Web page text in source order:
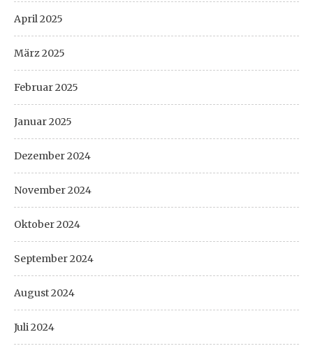
April 2025
März 2025
Februar 2025
Januar 2025
Dezember 2024
November 2024
Oktober 2024
September 2024
August 2024
Juli 2024